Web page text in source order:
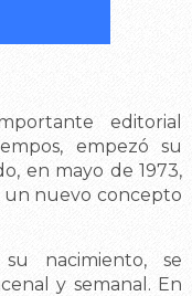
editorial
empezó su
en mayo de 1973,
un nuevo concepto
nacimiento, se
y semanal. En